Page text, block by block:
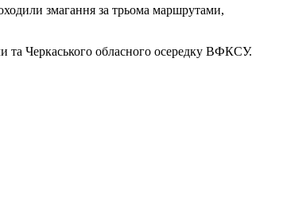
змагання за трьома маршрутами,
та Черкаського обласного осередку ВФКСУ.